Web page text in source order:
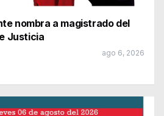
nombra a magistrado del
Justicia
ago 6, 2026